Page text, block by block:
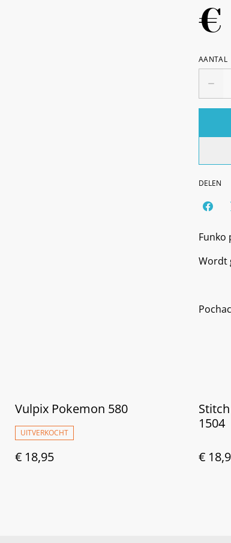
€
AANTAL
DELEN
Funko
Wordt
Vulpix Pokemon 580
UITVERKOCHT
€ 18,95
1504
€